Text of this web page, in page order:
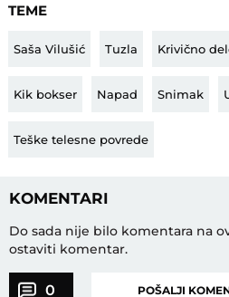
TEME
Saša Vilušić Tuzla Krivično
Kik bokser Napad Snimak
Teške telesne povrede
KOMENTARI
Do sada nije bilo komentara na
ostaviti komentar.
0 POŠALJI